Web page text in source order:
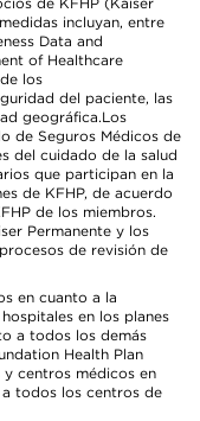
incluyan, entre
Data and
of Healthcare
los
del paciente, las
geográfica.Los
de Seguros Médicos de
del cuidado de la salud
que participan en la
de KFHP, de acuerdo
de los miembros.
Permanente y los
de revisión de
en cuanto a la
en los planes
a todos los demás
Health Plan
y centros médicos en
todos los centros de